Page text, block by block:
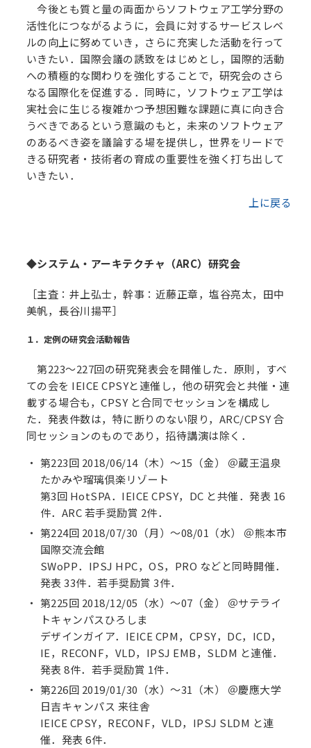
今後とも質と量の両面からソフトウェア工学分野の
活性化につながるように，会員に対するサービスレベ
ルの向上に努めていき，さらに充実した活動を行って
いきたい．国際会議の誘致をはじめとし，国際的活動
への積極的な関わりを強化することで，研究会のさら
なる国際化を促進する．同時に，ソフトウェア工学は
実社会に生じる複雑かつ予想困難な課題に真に向き合
うべきであるという意識のもと，未来のソフトウェア
のあるべき姿を議論する場を提供し，世界をリードで
きる研究者・技術者の育成の重要性を強く打ち出して
いきたい．
上に戻る
◆システム・アーキテクチャ（ARC）研究会
［主査：井上弘士，幹事：近藤正章，塩谷亮太，田中
美帆，長谷川揚平］
１．定例の研究会活動報告
第223～227回の研究発表会を開催した．原則，すべ
ての会を IEICE CPSYと連催し，他の研究会と共催・連
載する場合も，CPSY と合同でセッションを構成し
た．発表件数は，特に断りのない限り，ARC/CPSY 合
同セッションのものであり，招待講演は除く．
第223回 2018/06/14（木）～15（金） ＠蔵王温泉
たかみや瑠璃倶楽リゾート
第3回 HotSPA．IEICE CPSY，DC と共催．発表 16
件．ARC 若手奨励賞 2件．
第224回 2018/07/30（月）～08/01（水） ＠熊本市
国際交流会館
SWoPP．IPSJ HPC，OS，PRO などと同時開催．
発表 33件．若手奨励賞 3件．
第225回 2018/12/05（水）～07（金） ＠サテライ
トキャンパスひろしま
デザインガイア．IEICE CPM，CPSY，DC，ICD，
IE，RECONF，VLD，IPSJ EMB，SLDM と連催．
発表 8件．若手奨励賞 1件．
第226回 2019/01/30（水）～31（木） ＠慶應大学
日吉キャンパス 来往舎
IEICE CPSY，RECONF，VLD，IPSJ SLDM と連
催．発表 6件．